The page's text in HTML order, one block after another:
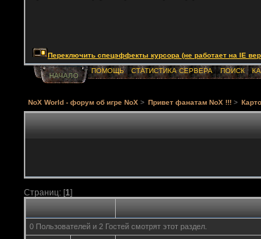
Переключить спецэффекты курсора (не работает на IE
НАЧАЛО
ПОМОЩЬ СТАТИСТИКА СЕРВЕРА ПОИСК
NoX World - форум об игре NoX > Привет фанатам NoX !!! >
Страниц: [1]
0 Пользователей и 2 Гостей смотрят этот раздел.